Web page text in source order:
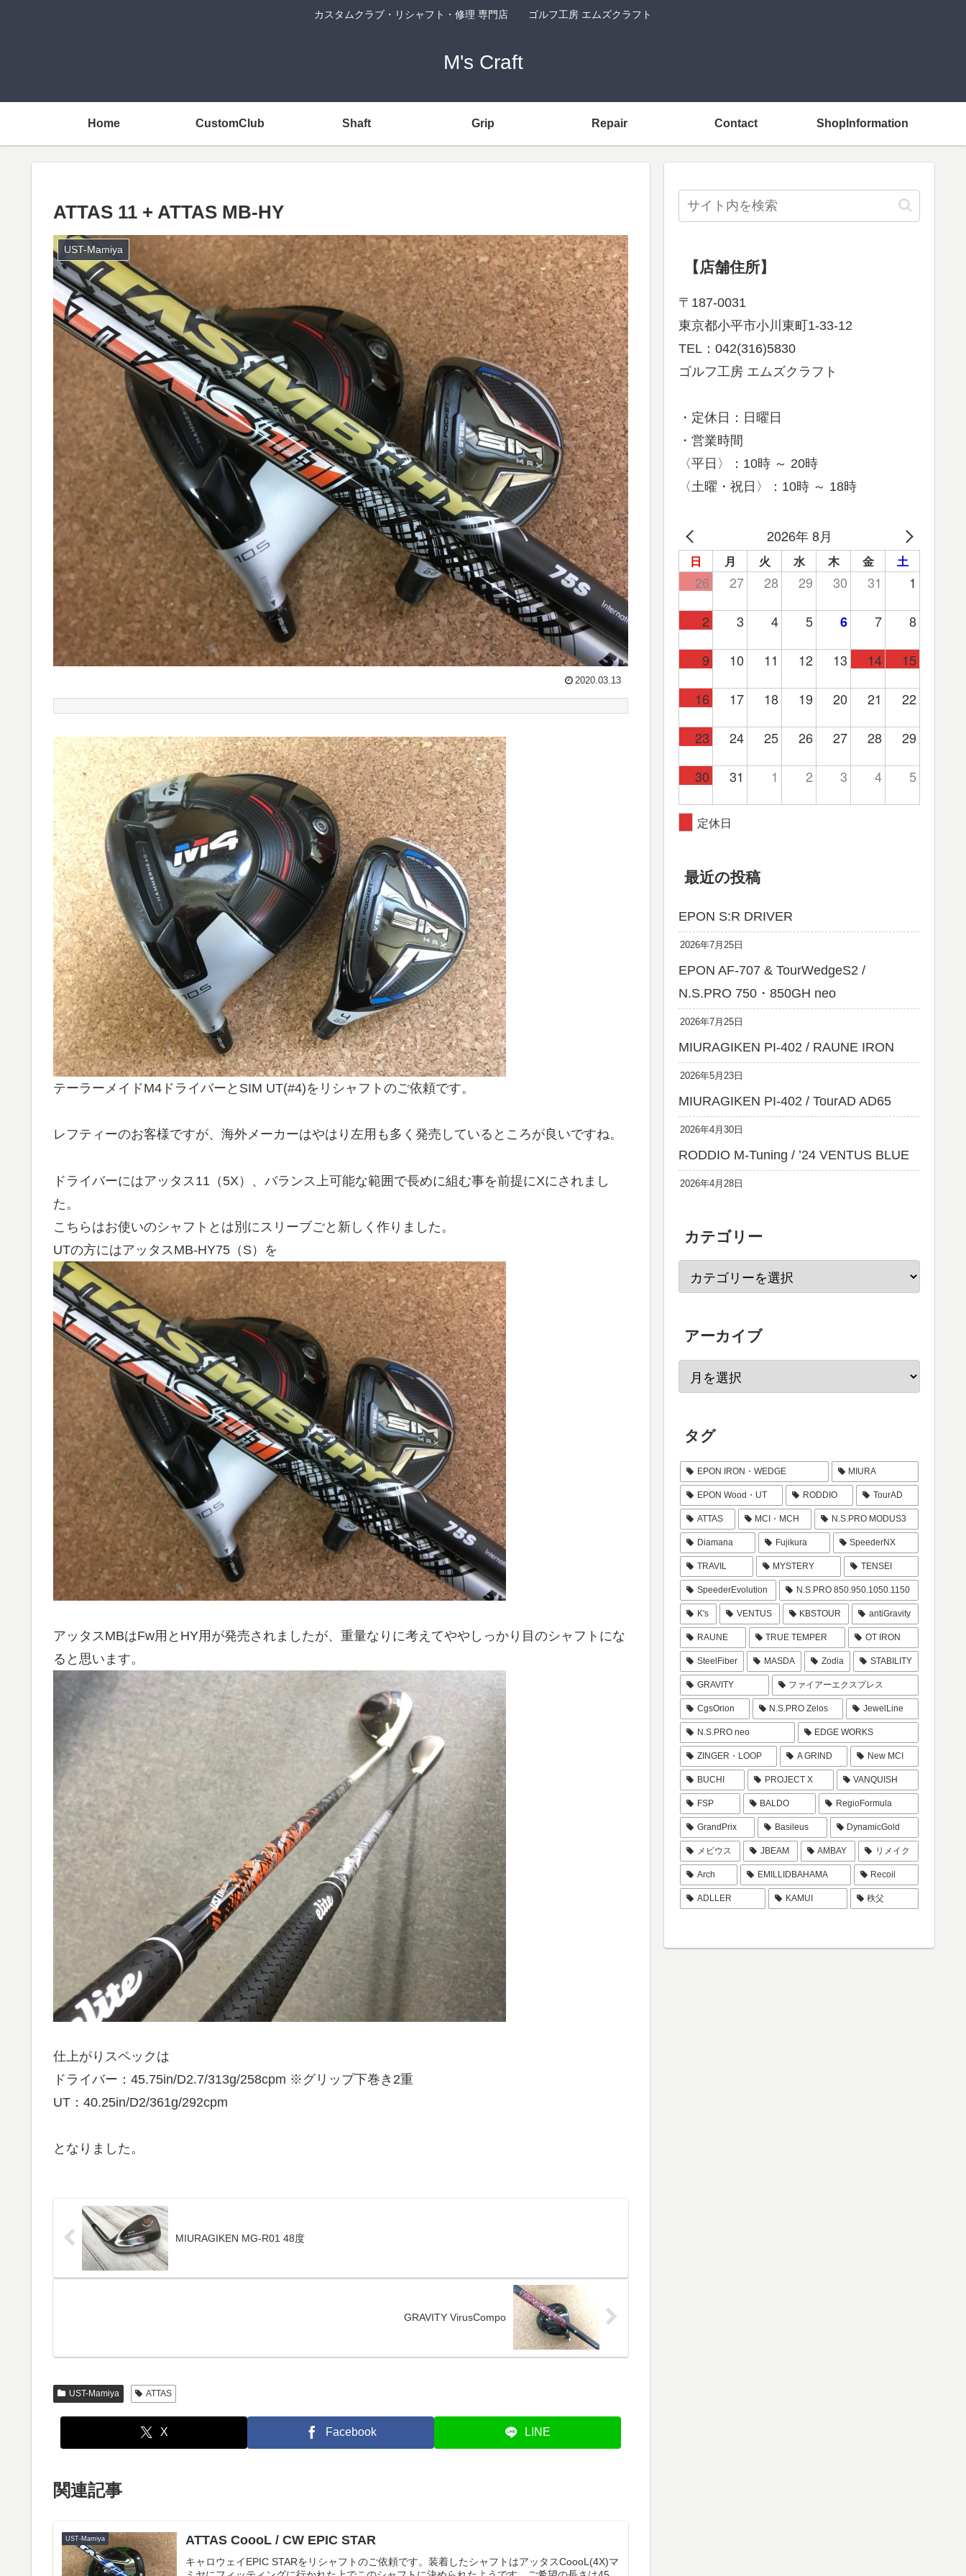
カスタムクラブ・リシャフト・修理 専門店 ゴルフ工房 エムズクラフト
M's Craft
Home CustomClub Shaft Grip Repair Contact ShopInformation
ATTAS 11 + ATTAS MB-HY
UST-Mamiya
2020.03.13
テーラーメイドM4ドライバーとSIM UT(#4)をリシャフトのご依頼です。
レフティーのお客様ですが、海外メーカーはやはり左用も多く発売しているところが良いですね。
ドライバーにはアッタス11（5X）、バランス上可能な範囲で長めに組む事を前提にXにされまし
た。
こちらはお使いのシャフトとは別にスリーブごと新しく作りました。
UTの方にはアッタスMB-HY75（S）を
アッタスMBはFw用とHY用が発売されましたが、重量なりに考えてややしっかり目のシャフトにな
ると思います。
仕上がりスペックは
ドライバー：45.75in/D2.7/313g/258cpm ※グリップ下巻き2重
UT：40.25in/D2/361g/292cpm
となりました。
MIURAGIKEN MG-R01 48度
GRAVITY VirusCompo
UST-Mamiya ATTAS
X Facebook LINE
関連記事
UST-Mamiya ATTAS CoooL / CW EPIC STAR
キャロウェイEPIC STARをリシャフトのご依頼です。装着したシャフトはアッタスCoooL(4X)マ
【店舗住所】
〒187-0031
東京都小平市小川東町1-33-12
TEL：042(316)5830
ゴルフ工房 エムズクラフト
・定休日：日曜日
・営業時間
〈平日〉：10時 ～ 20時
〈土曜・祝日〉：10時 ～ 18時
2026年 8月
日 月 火 水 木 金 土
26 27 28 29 30 31 1
2 3 4 5 6 7 8
9 10 11 12 13 14 15
16 17 18 19 20 21 22
23 24 25 26 27 28 29
30 31 1 2 3 4 5
定休日
最近の投稿
EPON S:R DRIVER
2026年7月25日
EPON AF-707 & TourWedgeS2 /
N.S.PRO 750・850GH neo
2026年7月25日
MIURAGIKEN PI-402 / RAUNE IRON
2026年5月23日
MIURAGIKEN PI-402 / TourAD AD65
2026年4月30日
RODDIO M-Tuning / ’24 VENTUS BLUE
2026年4月28日
カテゴリー
アーカイブ
タグ
EPON IRON・WEDGE MIURA
EPON Wood・UT RODDIO TourAD
ATTAS MCI・MCH N.S.PRO MODUS3
Diamana Fujikura SpeederNX
TRAVIL MYSTERY TENSEI
SpeederEvolution N.S.PRO 850.950.1050.1150
K's VENTUS KBSTOUR antiGravity
RAUNE TRUE TEMPER OT IRON
SteelFiber MASDA Zodia STABILITY
GRAVITY ファイアーエクスプレス
CgsOrion N.S.PRO Zelos JewelLine
N.S.PRO neo EDGE WORKS
ZINGER・LOOP A GRIND New MCI
BUCHI PROJECT X VANQUISH
FSP BALDO RegioFormula
GrandPrix Basileus DynamicGold
メビウス JBEAM AMBAY リメイク
Arch EMILLIDBAHAMA Recoil
ADLLER KAMUI 秩父